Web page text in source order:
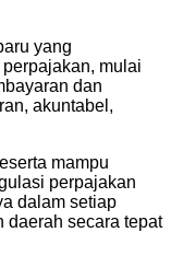
yang
mulai
dan
akuntabel,
mampu
perpajakan
dalam setiap
daerah secara tepat